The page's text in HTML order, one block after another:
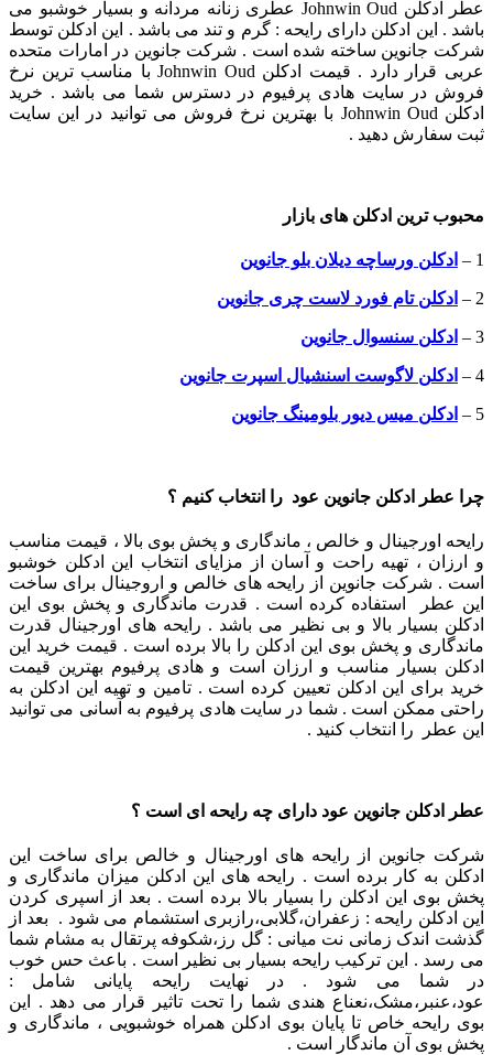
عطر ادکلن Johnwin Oud عطری زنانه مردانه و بسیار خوشبو می
باشد . این ادکلن دارای رایحه : گرم و تند می باشد . این ادکلن توسط
شرکت جانوین ساخته شده است . شرکت جانوین در امارات متحده
عربی قرار دارد . قیمت ادکلن Johnwin Oud با مناسب ترین نرخ
فروش در سایت هادی پرفیوم در دسترس شما می باشد . خرید
ادکلن Johnwin Oud با بهترین نرخ فروش می توانید در این سایت
ثبت سفارش دهید .
محبوب ترین ادکلن های بازار
1 – ادکلن ورساچه دیلان بلو جانوین
2 – ادکلن تام فورد لاست چری جانوین
3 – ادکلن سنسوال جانوین
4 – ادکلن لاگوست اسنشیال اسپرت جانوین
5 – ادکلن میس دیور بلومینگ جانوین
چرا عطر ادکلن جانوین عود را انتخاب کنیم ؟
رایحه اورجینال و خالص ، ماندگاری و پخش بوی بالا ، قیمت مناسب
و ارزان ، تهیه راحت و آسان از مزایای انتخاب این ادکلن خوشبو
است . شرکت جانوین از رایحه های خالص و اروجینال برای ساخت
این عطر استفاده کرده است . قدرت ماندگاری و پخش بوی این
ادکلن بسیار بالا و بی نظیر می باشد . رایحه های اورجینال قدرت
ماندگاری و پخش بوی این ادکلن را بالا برده است . قیمت خرید این
ادکلن بسیار مناسب و ارزان است و هادی پرفیوم بهترین قیمت
خرید برای این ادکلن تعیین کرده است . تامین و تهیه این ادکلن به
راحتی ممکن است . شما در سایت هادی پرفیوم به آسانی می توانید
این عطر را انتخاب کنید .
عطر ادکلن جانوین عود دارای چه رایحه ای است ؟
شرکت جانوین از رایحه های اورجینال و خالص برای ساخت این
ادکلن به کار برده است . رایحه های این ادکلن میزان ماندگاری و
پخش بوی این ادکلن را بسیار بالا برده است . بعد از اسپری کردن
این ادکلن رایحه : زعفران،گلابی،رازبری استشمام می شود . بعد از
گذشت اندک زمانی نت میانی : گل رز،شکوفه پرتقال به مشام شما
می رسد . این ترکیب رایحه بسیار بی نظیر است . باعث حس خوب
در شما می شود . در نهایت رایحه پایانی شامل :
عود،عنبر،مشک،نعناع هندی شما را تحت تاثیر قرار می دهد . این
بوی رایحه خاص تا پایان بوی ادکلن همراه خوشبویی ، ماندگاری و
پخش بوی آن ماندگار است .